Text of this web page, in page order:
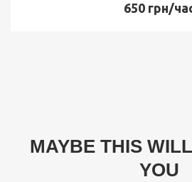
650 грн/
MAYBE THIS
YOU